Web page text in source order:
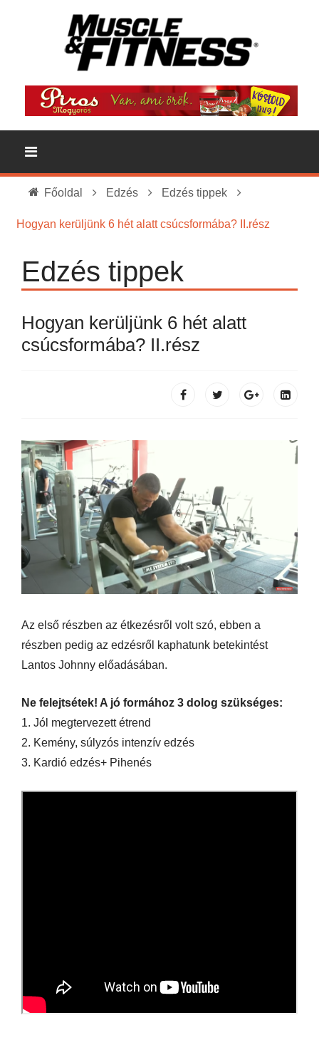
Főoldal Edzés Edzés tippek
Hogyan kerüljünk 6 hét alatt csúcsformába? II.rész
Edzés tippek
Hogyan kerüljünk 6 hét alatt
csúcsformába? II.rész
Az első részben az étkezésről volt szó, ebben a
részben pedig az edzésről kaphatunk betekintést
Lantos Johnny előadásában.
Ne felejtsétek! A jó formához 3 dolog szükséges:
1. Jól megtervezett étrend
2. Kemény, súlyzós intenzív edzés
3. Kardió edzés+ Pihenés